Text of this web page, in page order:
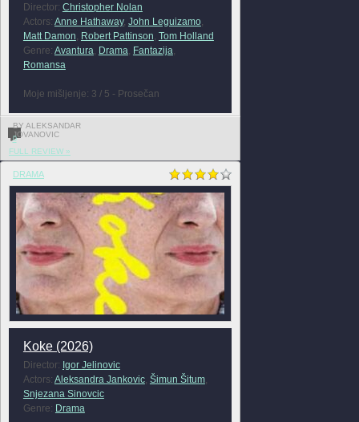
Director: Christopher Nolan
Actors: Anne Hathaway, John Leguizamo,
Matt Damon, Robert Pattinson, Tom Holland
Genre: Avantura, Drama, Fantazija,
Romansa
Moje mišljenje: 3 / 5 - Prosečan
BY ALEKSANDAR
JOVANOVIC
0
FULL REVIEW »
DRAMA
Koke (2026)
Director: Igor Jelinovic
Actors: Aleksandra Jankovic, Šimun Šitum,
Snjezana Sinovcic
Genre: Drama